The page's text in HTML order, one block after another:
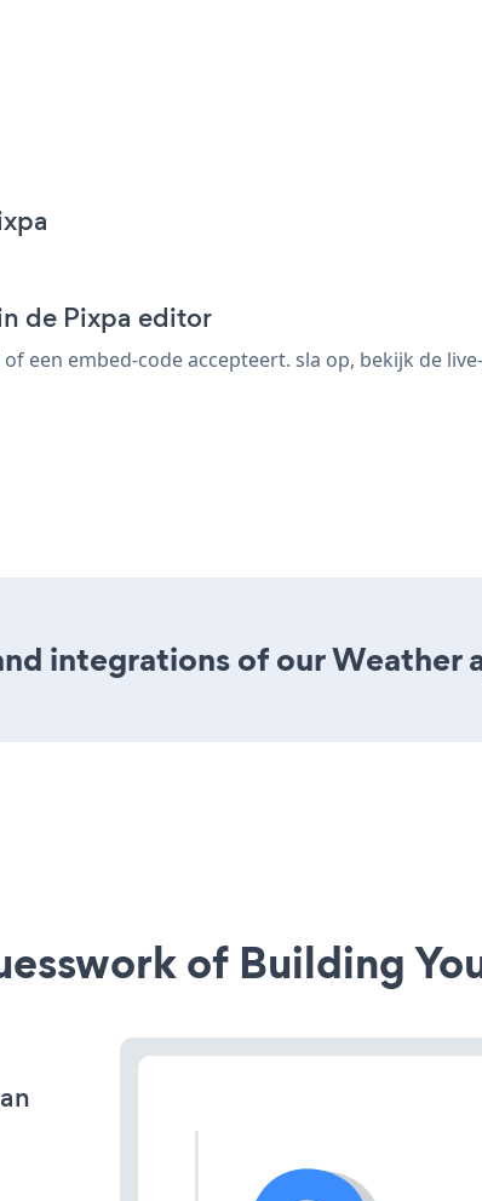
de Pixpa editor
een embed-code accepteert. sla op, bekijk de
integrations of our Weather
of Building